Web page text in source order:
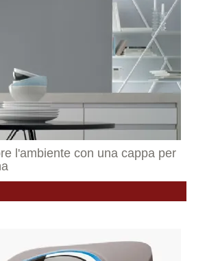
l'ambiente con una cappa per